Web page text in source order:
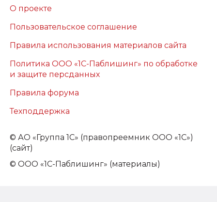
О проекте
Пользовательское соглашение
Правила использования материалов сайта
Политика ООО «1С-Паблишинг» по обработке
и защите персданных
Правила форума
Техподдержка
© АО «Группа 1С» (правопреемник ООО «1С»)
(сайт)
© ООО «1С-Паблишинг» (материалы)